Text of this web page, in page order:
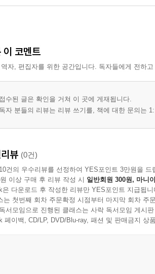
이 코멘트
자, 편집자를 위한 공간입니다. 독자들에게 전하
접수된 글은 확인을 거쳐 이 곳에 게재됩니다.
독자 분들의 리뷰는 리뷰 쓰기를, 책에 대한 문의는
뷰 (0건)
건의 우수리뷰를 선정하여 YES포인트 3만원을 드
이상 구매 후 리뷰 작성 시 일반회원 300원, 마니
은 다운로드 후 작성한 리뷰만 YES포인트 지급됩니
는 첫번째 회차 주문확정 시점부터 마지막 회차 주
서모임으로 진행된 클래스는 사락 독서모임 게시
페이백, CD/LP, DVD/Blu-ray, 패션 및 판매금지 상